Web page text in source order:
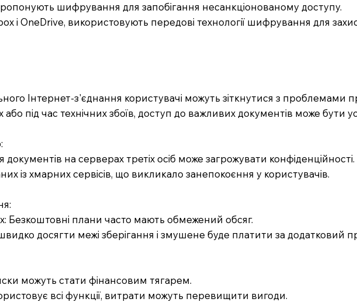
шифрування для запобігання несанкціонованому доступу.
і OneDrive, використовують передові технології шифрування для
Інтернет-з'єднання користувачі можуть зіткнутися з проблемами
або під час технічних збоїв, доступ до важливих документів може бути
на серверах третіх осіб може загрожувати конфіденційності.
із хмарних сервісів, що викликало занепокоєння у користувачів.
Безкоштовні плани часто мають обмежений обсяг.
досягти межі зберігання і змушене буде платити за додатковий
можуть стати фінансовим тягарем.
всі функції, витрати можуть перевищити вигоди.